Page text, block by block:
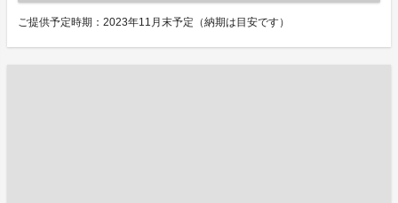
ご提供予定時期：2023年11月末予定（納期は目安です）